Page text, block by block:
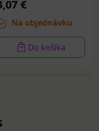
€
Na objednávku
Do košíka